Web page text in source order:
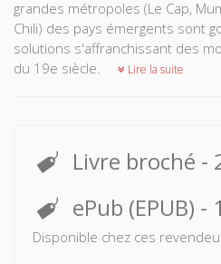
grandes métropoles (Le Cap,
Chili) des pays émergents sont
solutions s'affranchissant des
du 19e siècle.
Lire la suite
Livre broché -
ePub (EPUB) -
Disponible chez ces